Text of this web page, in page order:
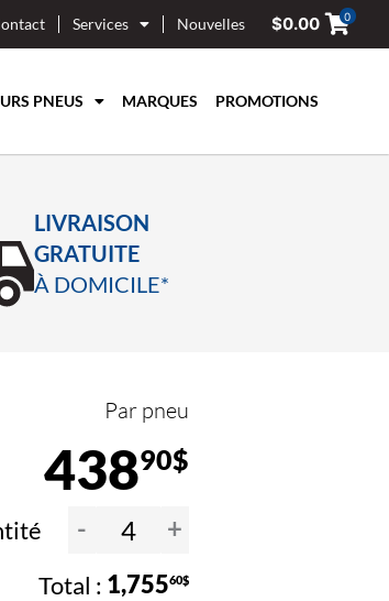
Services Nouvelles $0.00 0
PNEUS MARQUES PROMOTIONS
LIVRAISON
GRATUITE
À DOMICILE*
Par pneu
43890$
- +
1,75560$